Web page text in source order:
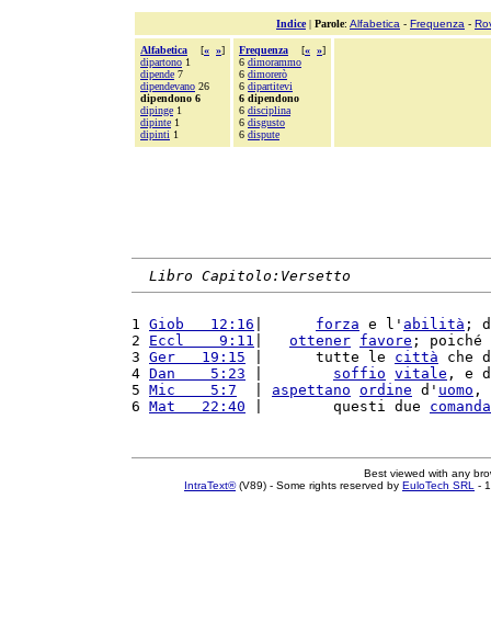
Indice| Parole: Alfabetica - Frequenza -
Alfabetica [« »]
dipartono 1
dipende 7
dipendevano 26
dipendono 6
dipinge 1
dipinte 1
dipinti 1
Frequenza [« »]
6 dimorammo
6 dimorerò
6 dipartitevi
6 dipendono
6 disciplina
6 disgusto
6 dispute
Libro Capitolo:Versetto
1 Giob   12:16 forza e l' abilità ;
2 Eccl    9:11 ottener favore ;
3 Ger   19:15 |      tutte le città che
4 Dan    5:23 soffio vitale , e
5 Mic    5:7 aspettano ordine d' uomo ,
6 Mat   22:40 |        questi due
Best viewed with any
IntraText®(V89) - Some rights reserved by EuloTech SRL -